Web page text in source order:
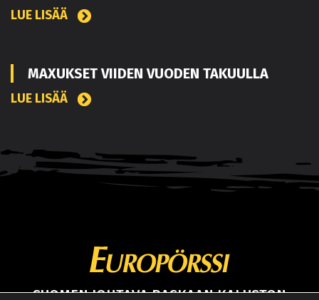
LUE LISÄÄ
MAXUKSET VIIDEN VUODEN TAKUULLA
LUE LISÄÄ
SUOMEN JOHTAVA RASKAAN KALUSTON